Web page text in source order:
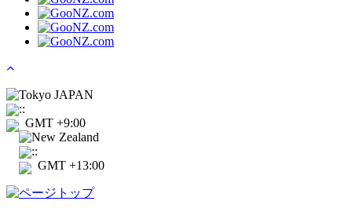
Tokyo JAPAN
::
GMT +9:00
New Zealand
::
GMT +13:00